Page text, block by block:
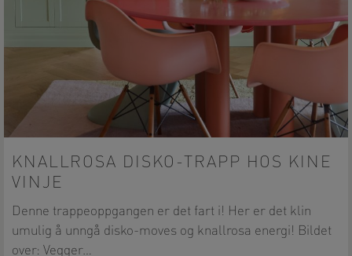
KNALLROSA DISKO-TRAPP HOS KINE
VINJE
Denne trappeoppgangen er det fart i! Her er det klin
umulig å unngå disko-moves og knallrosa energi! Bildet
over: Vegger…